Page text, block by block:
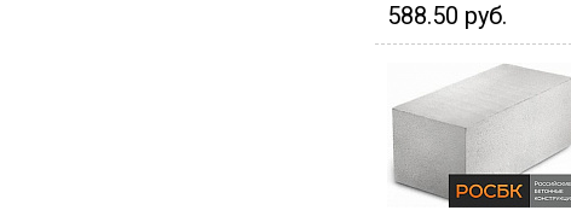
588.50 руб.